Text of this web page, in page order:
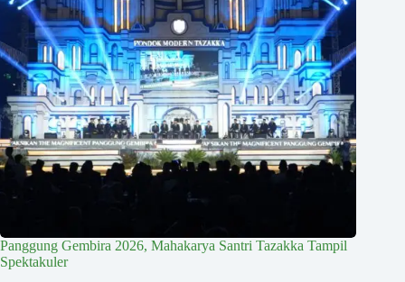
Panggung Gembira 2026, Mahakarya Santri Tazakka Tampil
Spektakuler